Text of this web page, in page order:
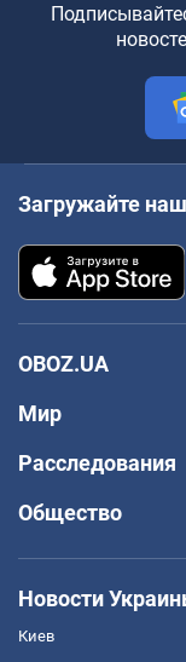
Загружайте
OBOZ.UA
Мир
Расследования
Общество
Новости
Киев